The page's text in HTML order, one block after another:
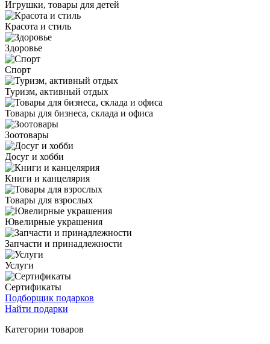
Игрушки, товары для детей
Красота и стиль
Здоровье
Спорт
Туризм, активный отдых
Товары для бизнеса, склада и офиса
Зоотовары
Досуг и хобби
Книги и канцелярия
Товары для взрослых
Ювелирные украшения
Запчасти и принадлежности
Услуги
Сертификаты
Подборщик подарков
Найти подарки
Категории товаров